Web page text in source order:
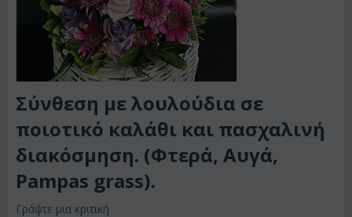
Σύνθεση με λουλούδια σε
ποιοτικό καλάθι και πασχαλινή
διακόσμηση. (Φτερά, Αυγά,
Pampas grass).
Γράψτε μια κριτική